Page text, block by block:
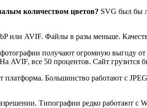
количеством цветов? SVG был бы
или AVIF. Файлы в разы меньше.
получают огромную выгоду от
AVIF, все 50 процентов. Сайт грузится
платформа. Большинство работают с
Типографии редко работают с